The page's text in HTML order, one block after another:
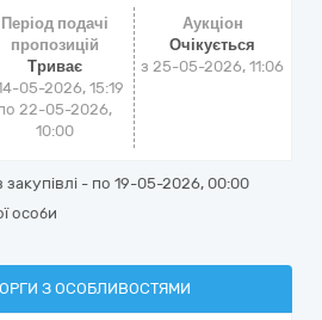
Період подачі
пропозицій
Триває
05-2026, 15:19
22-05-2026,
10:00
Аукціон
Очікується
з25-05-2026, 11:06
- по 19-05-2026, 00:00
особи
З ОСОБЛИВОСТЯМИ